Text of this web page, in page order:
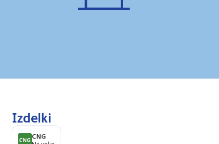
Izdelki
CNG